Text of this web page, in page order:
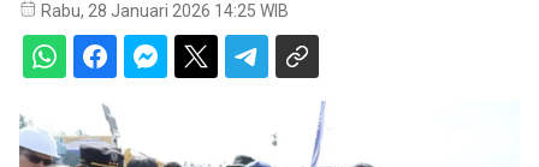
Rabu, 28 Januari 2026 14:25 WIB